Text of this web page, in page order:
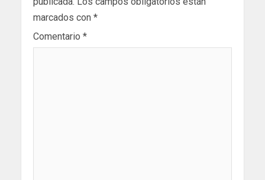
marcados con *
Comentario *